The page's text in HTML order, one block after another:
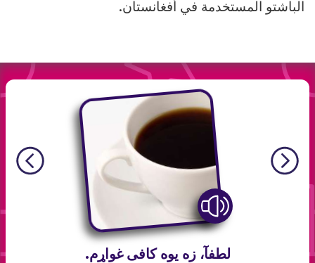
الباشتو المستخدمة في أفغانستان.
لطفآ، زه یوه کافی غواړم.